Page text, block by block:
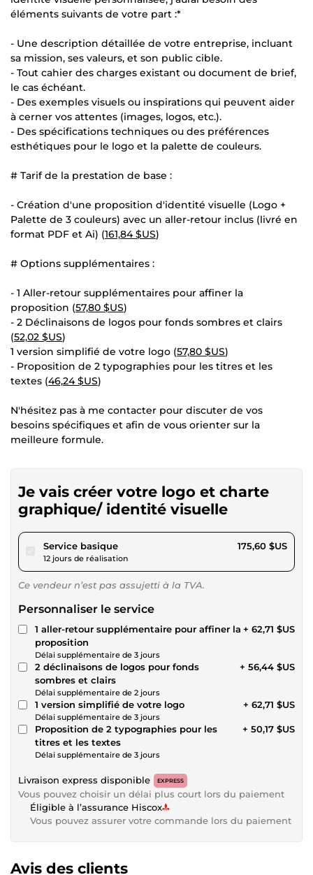
éléments suivants de votre part :*
- Une description détaillée de votre entreprise, incluant
sa mission, ses valeurs, et son public cible.
- Tout cahier des charges existant ou document de brief,
le cas échéant.
- Des exemples visuels ou inspirations qui peuvent aider
à cerner vos attentes (images, logos, etc.).
- Des spécifications techniques ou des préférences
esthétiques pour le logo et la palette de couleurs.
# Tarif de la prestation de base :
- Création d'une proposition d'identité visuelle (Logo +
Palette de 3 couleurs) avec un aller-retour inclus (livré en
format PDF et Ai) (161,84 $US)
# Options supplémentaires :
- 1 Aller-retour supplémentaires pour affiner la
proposition (57,80 $US)
- 2 Déclinaisons de logos pour fonds sombres et clairs
(52,02 $US)
1 version simplifié de votre logo (57,80 $US)
- Proposition de 2 typographies pour les titres et les
textes (46,24 $US)
N'hésitez pas à me contacter pour discuter de vos
besoins spécifiques et afin de vous orienter sur la
meilleure formule.
Je vais créer votre logo et charte
graphique/ identité visuelle
Service basiquepour 161,84 $US
12 jours de réalisation
175,60 $US
Ce vendeur n’est pas assujetti à la TVA.
Personnaliser le service
1 aller-retour supplémentaire pour affiner la
proposition
Délai supplémentaire de 3 jours
+ 62,71 $US
2 déclinaisons de logos pour fonds
sombres et clairs
Délai supplémentaire de 2 jours
+ 56,44 $US
1 version simplifié de votre logo
Délai supplémentaire de 3 jours
+ 62,71 $US
Proposition de 2 typographies pour les
titres et les textes
Délai supplémentaire de 3 jours
+ 50,17 $US
Livraison express disponible EXPRESS
Vous pouvez choisir un délai plus court lors du paiement
Éligible à l’assurance Hiscox
Vous pouvez assurer votre commande lors du paiement
Avis des clients